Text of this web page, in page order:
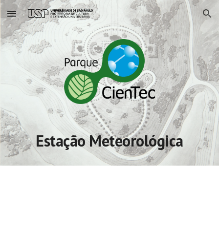
Skip to main content Skip to navigation
Estação Meteorológica